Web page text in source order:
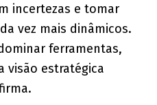
incertezas e tomar
vez mais dinâmicos.
ferramentas,
visão estratégica